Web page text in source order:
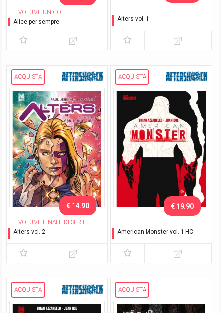
VOLUME UNICO
Alice per sempre
Alters vol. 1
ACQUISTA
VOLUME FINALE DI SERIE
Alters vol. 2
€ 14.90
ACQUISTA
American Monster vol. 1 HC
€ 19.90
ACQUISTA ACQUISTA